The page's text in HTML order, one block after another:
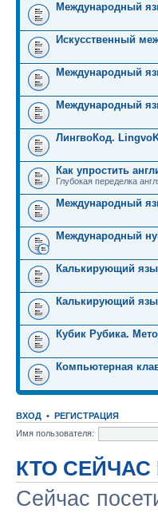
Международный
Искусственный
Международный
Международный
ЛингвоКод.
Как упростить
Глубокая переделка
Международный
Международный
Калькирующий
Калькирующий
Кубик Рубика.
Компьютерная
ВХОД • РЕГИСТРАЦИЯ
Имя пользователя:
КТО
Сейчас